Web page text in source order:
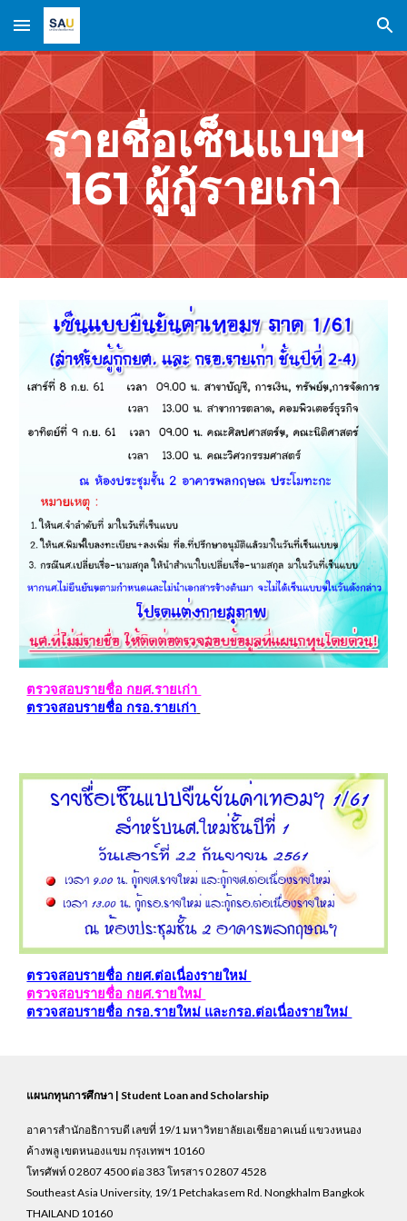
Skip to main content Skip to navigation
รายชื่อเซ็นแบบฯ
161 ผู้กู้รายเก่า
ตรวจสอบรายชื่อ กยศ.รายเก่า
ตรวจสอบรายชื่อ กรอ.รายเก่า
ตรวจสอบรายชื่อ กยศ.ต่อเนื่องรายใหม่
ตรวจสอบรายชื่อ กยศ.รายใหม่
ตรวจสอบรายชื่อ กรอ.รายใหม่ และกรอ.ต่อเนื่องรายใหม่
แผนกทุนการศึกษา | Student Loan and Scholarship
อาคารสำนักอธิการบดี เลขที่ 19/1 มหาวิทยาลัยเอเชียอาคเนย์ แขวงหนอง
ค้างพลู เขตหนองแขม กรุงเทพฯ 10160
โทรศัพท์ 0 2807 4500 ต่อ 383 โทรสาร 0 2807 4528
Southeast Asia University, 19/1 Petchakasem Rd. Nongkhalm Bangkok
THAILAND 10160